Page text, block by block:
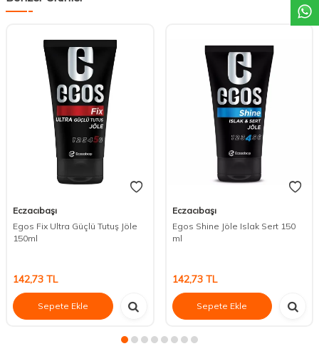
Eczacıbaşı
Egos Fix Ultra Güçlü Tutuş Jöle
150ml
142,73 TL
Sepete Ekle
Eczacıbaşı
Egos Shine Jöle Islak Sert 150
ml
142,73TL
Sepete Ekle